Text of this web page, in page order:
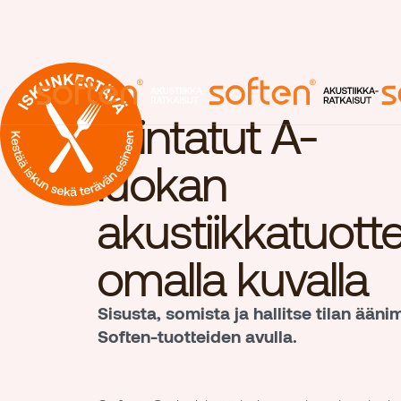
Etusivu
Akustiikka
Ajankohtaista
Meistä
Printatut A-
luokan
omalla kuvalla
Sisusta, somista ja hallitse tilan
Soften-tuotteiden avulla.